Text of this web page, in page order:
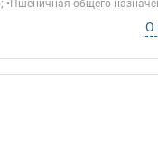
общего
О